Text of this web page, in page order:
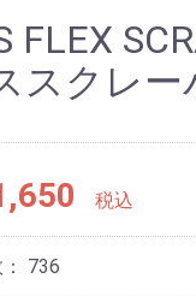
ハードケース/
ラップ/バブル
ニットケース
ショート / ミ
ファン / フィ
ロング / SUP
2～5本用（複
(ハード)
スーツ ハード
ニット
ボード
ケース
/ワック
/リペア
/キーポ
ョ/ウェ
ンクケ
防水バ
シュガ
/ボード
リア
イテム
/キャッ
ル/リー
ーツ/グ
ム サーフ
サーフ
保温イ
防寒ア
/アパレ
Tシャ
ル/ス
バッグ
雑貨/
O’LEARY
IGARASHI
MONIZ
玲王
美乃里
沙莉
奈央
呂偉
瀬海来
裕亮
明菜
頼
海璃
鷹
優花
李安琉
FLEX
スクレ
税込
736